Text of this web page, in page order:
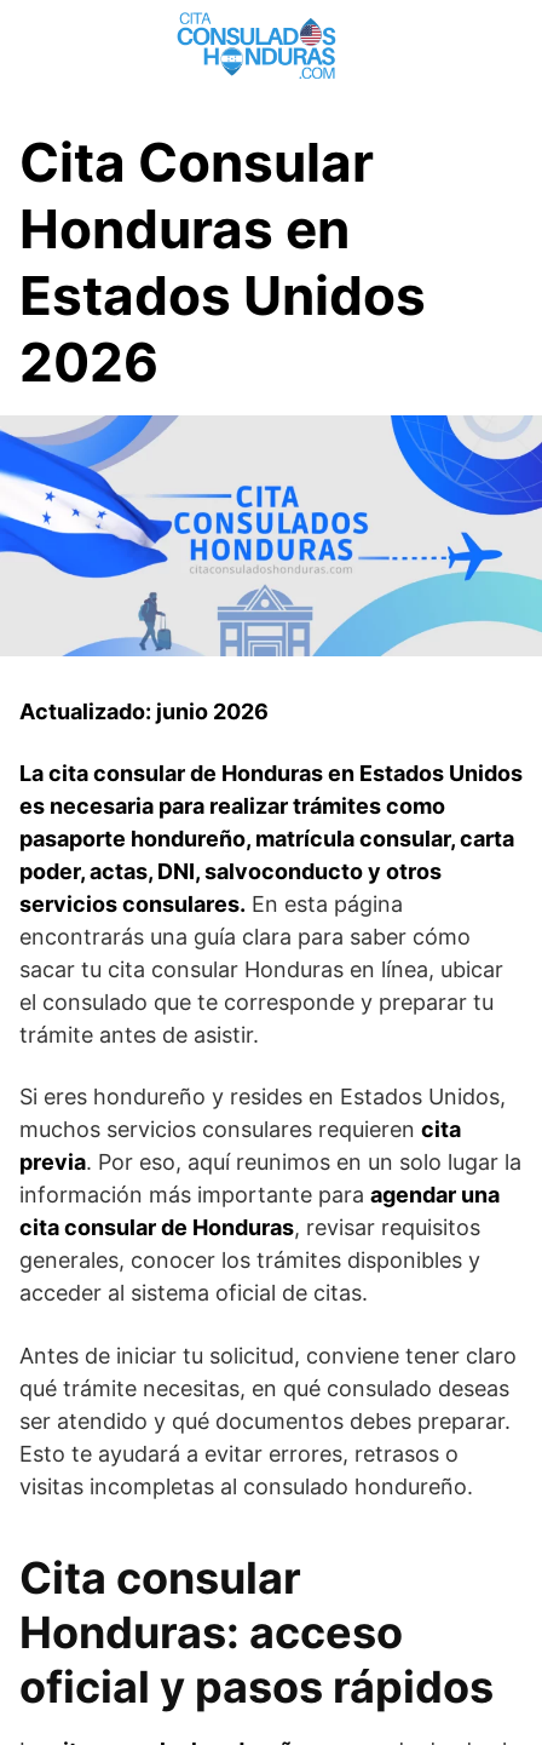
Cita Consular
Honduras en
Estados Unidos
2026
Actualizado: junio 2026
La cita consular de Honduras en Estados Unidos
es necesaria para realizar trámites como
pasaporte hondureño, matrícula consular, carta
poder, actas, DNI, salvoconducto y otros
servicios consulares. En esta página
encontrarás una guía clara para saber cómo
sacar tu cita consular Honduras en línea, ubicar
el consulado que te corresponde y preparar tu
trámite antes de asistir.
Si eres hondureño y resides en Estados Unidos,
muchos servicios consulares requieren cita
previa. Por eso, aquí reunimos en un solo lugar la
información más importante para agendar una
cita consular de Honduras, revisar requisitos
generales, conocer los trámites disponibles y
acceder al sistema oficial de citas.
Antes de iniciar tu solicitud, conviene tener claro
qué trámite necesitas, en qué consulado deseas
ser atendido y qué documentos debes preparar.
Esto te ayudará a evitar errores, retrasos o
visitas incompletas al consulado hondureño.
Cita consular
Honduras: acceso
oficial y pasos rápidos